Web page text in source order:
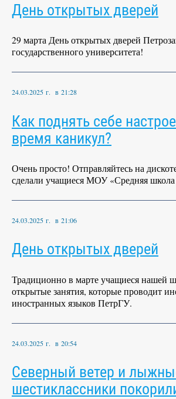
День открытых дверей
29 марта День открытых дверей
государственного университета!
24.03.2025 г. в 21:28
Как поднять себе
время каникул?
Очень просто! Отправляйтесь на
сделали учащиеся МОУ «Средняя
24.03.2025 г. в 21:06
День открытых дверей
Традиционно в марте учащиеся нашей
открытые занятия, которые проводит
иностранных языков ПетрГУ.
24.03.2025 г. в 20:54
Северный ветер и
шестиклассники